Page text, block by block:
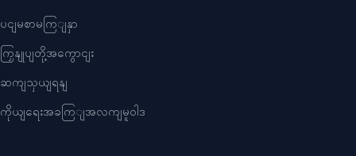
ပငျမစာမကြျနှာ
ကြှနျုပျတို့အကွောငျး
ဆကျသှယျရနျ
ကိုယျရေးအခကြျအလကျမူဝါဒ